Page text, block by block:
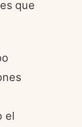
que
el